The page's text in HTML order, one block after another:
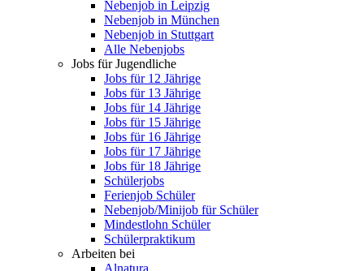
Nebenjob in Leipzig
Nebenjob in München
Nebenjob in Stuttgart
Alle Nebenjobs
Jobs für Jugendliche
Jobs für 12 Jährige
Jobs für 13 Jährige
Jobs für 14 Jährige
Jobs für 15 Jährige
Jobs für 16 Jährige
Jobs für 17 Jährige
Jobs für 18 Jährige
Schülerjobs
Ferienjob Schüler
Nebenjob/Minijob für Schüler
Mindestlohn Schüler
Schülerpraktikum
Arbeiten bei
Alnatura